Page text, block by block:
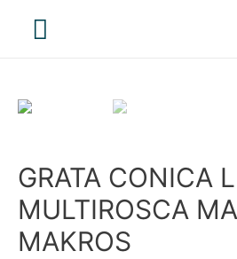
Menú
GRATA CONICA
MULTIROSCA
MAKROS